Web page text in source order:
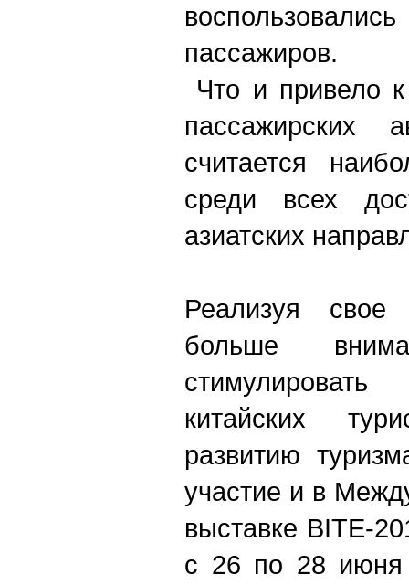
пассажиров.
Что и привело
пассажирских
считается
среди всех
азиатских
Реализуя свое
больше
китайских
развитию
участие и в
выставке BITE-
с 26 по 28 июня